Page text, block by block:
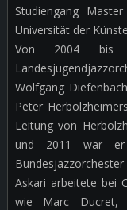
Studiengang
Universität der
Von 2004 bis
Wolfgang
Peter
Leitung von
und 2011 war er
Bundesjazzorchester
Askari arbeitete bei
wie Marc Ducret,